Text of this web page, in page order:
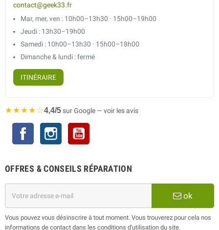
contact@geek33.fr
Mar, mer, ven : 10h00–13h30 · 15h00–19h00
Jeudi : 13h30–19h00
Samedi : 10h00–13h30 · 15h00–18h00
Dimanche & lundi : fermé
ITINÉRAIRE
★★★★☆4,4/5sur Google — voir les avis
Facebook Instagram
OFFRES & CONSEILS RÉPARATION
ok
Vous pouvez vous désinscrire à tout moment. Vous trouverez pour cela nos
informations de contact dans les conditions d'utilisation du site.